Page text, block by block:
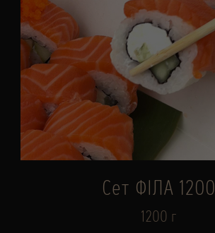
Сет ФІЛА 1200
1200 г